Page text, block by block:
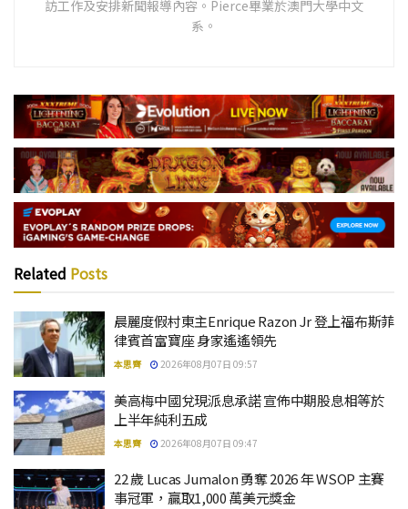
訪工作及安排新聞報導內容。Pierce畢業於澳門大學中文
系。
Related Posts
晨麗度假村東主Enrique Razon Jr 登上福布斯菲
律賓首富寶座 身家遙遙領先
本思齊 2026年08月07日 09:57
美高梅中國兌現派息承諾 宣佈中期股息相等於
上半年純利五成
本思齊 2026年08月07日 09:47
22 歲 Lucas Jumalon 勇奪 2026 年 WSOP 主賽
事冠軍，贏取1,000 萬美元獎金